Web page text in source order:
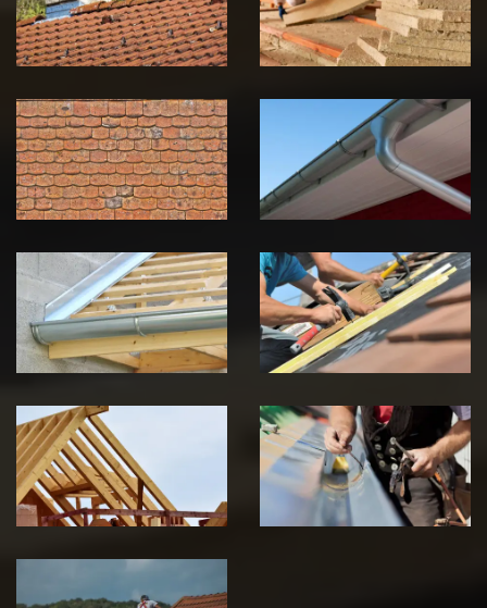
Jura
Jura
démoussage de
toiture 39
Jura
pose de
gouttière 39
Jura
Pose de
Chéneau 39
Jura
Réparation de
toiture 39
Jura
Traitement de
charpente 39
Jura
Travaux de
zinguerie 39
Jura
Urgence fuite